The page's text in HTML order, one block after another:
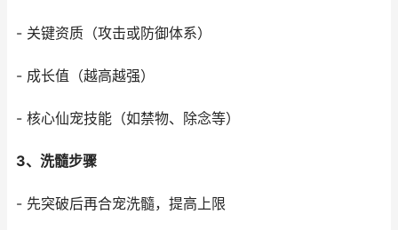
- 关键资质（攻击或防御体系）
- 成长值（越高越强）
- 核心仙宠技能（如禁物、除念等）
3、洗髓步骤
- 先突破后再合宠洗髓，提高上限